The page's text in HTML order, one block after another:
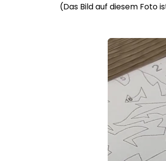
(Das Bild auf diesem Foto